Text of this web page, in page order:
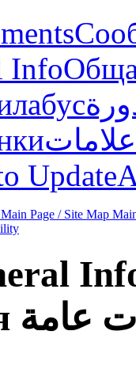
Info
علامات
Update
Main Page / Site Map
عامة